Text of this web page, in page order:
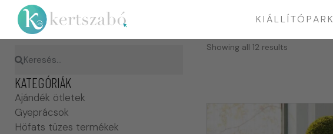
KIÁLLÍTÓPARK
KATEGÓRIÁK
Ajándék ötletek
Gyeprácsok
Höfats tüzes termékek
Showing all 12 results